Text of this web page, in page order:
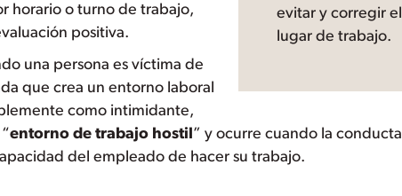
evitar y corregir
lugar de trabajo.
horario o turno de trabajo,
positiva.
una persona es víctima de
que crea un entorno laboral
como intimidante,
entorno de trabajo hostil” y ocurre cuando la
del empleado de hacer su trabajo.